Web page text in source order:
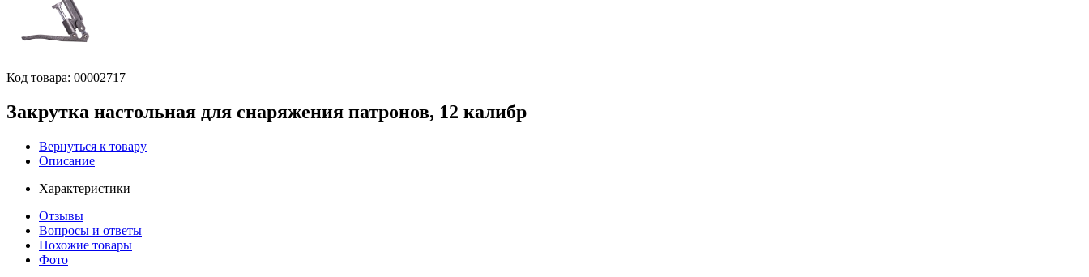
Код товара: 00002717
Закрутка настольная для снаряжения патронов, 12 калибр
Вернуться к товару
Описание
Характеристики
Отзывы
Вопросы и ответы
Похожие товары
Фото